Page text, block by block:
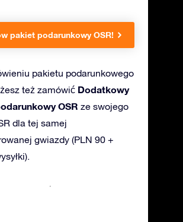
pakiet podarunkowy OSR!
pakietu podarunkowego
też zamówić Dodatkowy
OSR ze swojego
dla tej samej
gwiazdy (PLN 90 +